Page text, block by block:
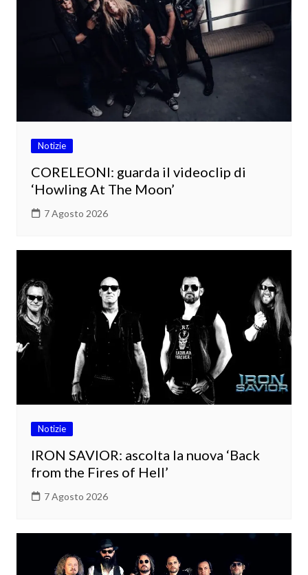
Notizie
CORELEONI: guarda il videoclip di
‘Howling At The Moon’
7 Agosto 2026
Notizie
IRON SAVIOR: ascolta la nuova ‘Back
from the Fires of Hell’
7 Agosto 2026